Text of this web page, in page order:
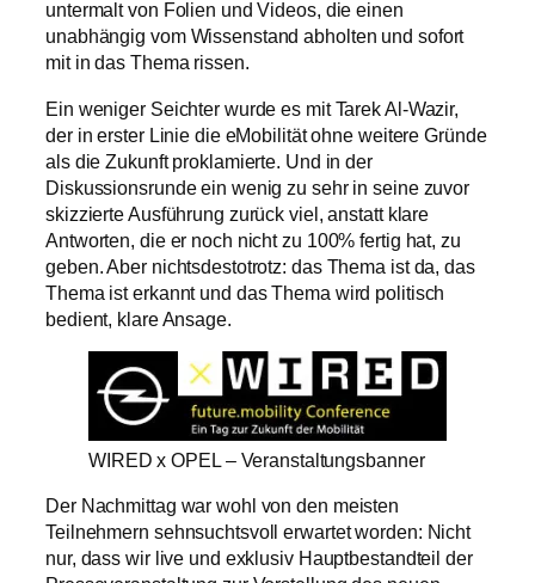
untermalt von Folien und Videos, die einen
unabhängig vom Wissenstand abholten und sofort
mit in das Thema rissen.
Ein weniger Seichter wurde es mit Tarek Al-Wazir,
der in erster Linie die eMobilität ohne weitere Gründe
als die Zukunft proklamierte. Und in der
Diskussionsrunde ein wenig zu sehr in seine zuvor
skizzierte Ausführung zurück viel, anstatt klare
Antworten, die er noch nicht zu 100% fertig hat, zu
geben. Aber nichtsdestotrotz: das Thema ist da, das
Thema ist erkannt und das Thema wird politisch
bedient, klare Ansage.
WIRED x OPEL – Veranstaltungsbanner
Der Nachmittag war wohl von den meisten
Teilnehmern sehnsuchtsvoll erwartet worden: Nicht
nur, dass wir live und exklusiv Hauptbestandteil der